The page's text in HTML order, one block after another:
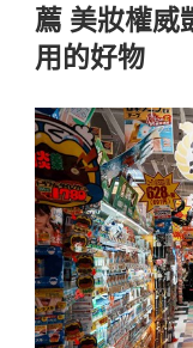
薦 美妝權威
用的好物